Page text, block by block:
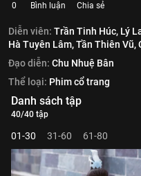
0 Bình luận Chia sẻ
Diễn viên: Trần Tinh Húc, Lý
Hà Tuyên Lâm,Tần Thiên Vũ,
Đạo diễn: Chu Nhuệ Bân
Thể loại: Phim cổ trang
Danh sách tập
40/40 tập
01-30 31-60 61-80